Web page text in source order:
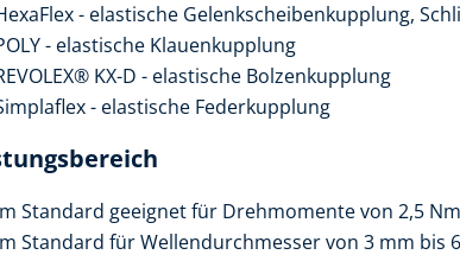
- elastische Gelenkscheibenkupplung,
- elastische Klauenkupplung
KX-D - elastische Bolzenkupplung
- elastische Federkupplung
Standard geeignet für Drehmomente von 2,5
Standard für Wellendurchmesser von 3 mm bis